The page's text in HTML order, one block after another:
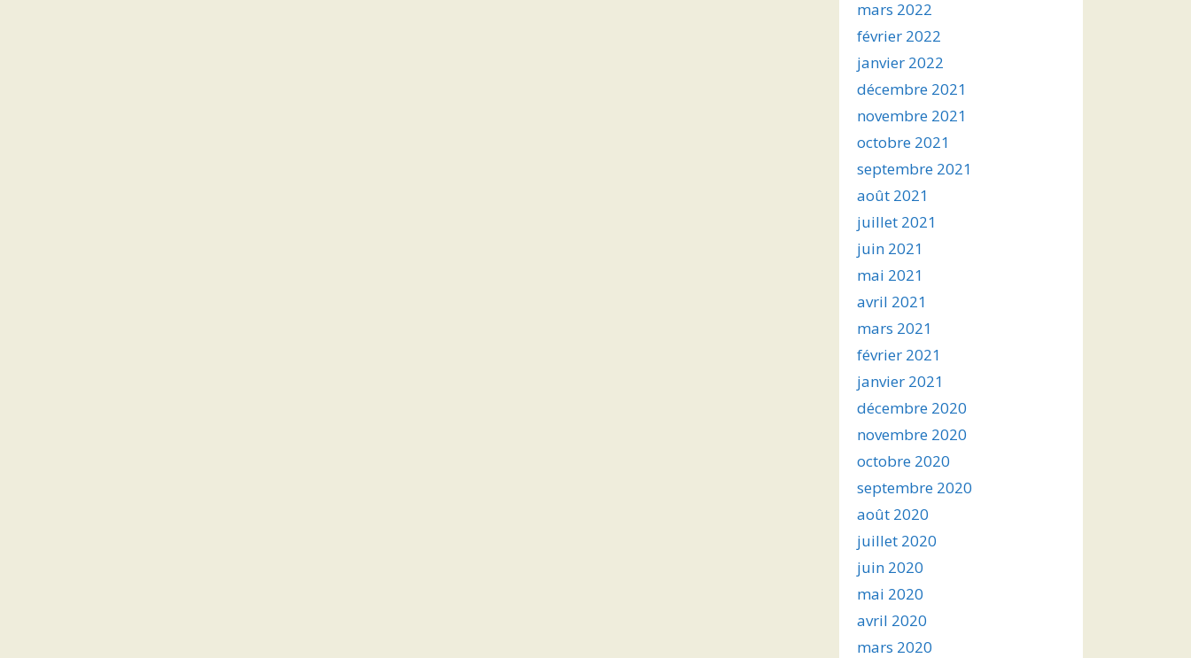
mars 2022
février 2022
janvier 2022
décembre 2021
novembre 2021
octobre 2021
septembre 2021
août 2021
juillet 2021
juin 2021
mai 2021
avril 2021
mars 2021
février 2021
janvier 2021
décembre 2020
novembre 2020
octobre 2020
septembre 2020
août 2020
juillet 2020
juin 2020
mai 2020
avril 2020
mars 2020